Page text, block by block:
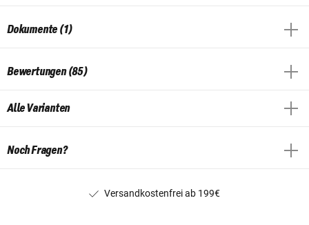
Dokumente (1)
Bewertungen (85)
Alle Varianten
Noch Fragen?
Versandkostenfrei ab 199€